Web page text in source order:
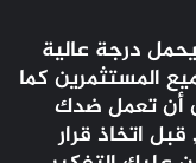
يحمل درجة عالية
المستثمرين كما
أن تعمل ضدك
اتخاذ قرار